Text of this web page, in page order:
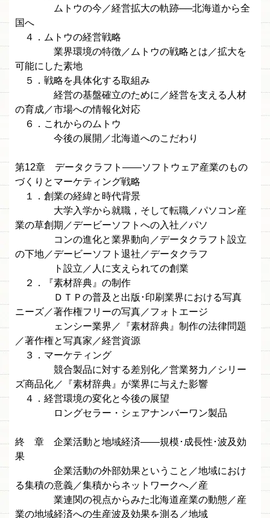
ムトウの今／経営拡大の軌跡──北海道から全
国へ
４．ムトウの経営戦略
業界環境の特徴／ムトウの戦略とは／拡大を
可能にした素地
５．戦略を具体化する取組み
経営の基盤確立のために／経営を支える人材
の育成／市場への情報化対応
６．これからのムトウ
今後の展開／北海道へのこだわり
第12章 データクラフト——ソフトウェア産業のもの
づくりとマーケティング戦略
１．創業の経緯と時代背景
大学入学から就職，そして転職／パソコン産
業の草創期／デービーソフトへの入社／パソ
コンの進化と業界動向／データクラフト設立
の下地／デービーソフト退社／データクラフ
ト設立／人に支えられての創業
２．『素材辞典』の制作
ＤＴＰの普及と出版･印刷業界における写真
ニーズ／著作権フリーの写真／フォトエージ
ェンシー業界／『素材辞典』制作の法律問題
／著作権と写真家／経営資源
３．マーケティング
競合製品に対する差別化／営業努力／シリー
ズ商品化／『素材辞典』が業界に与えた影響
４．経営環境の変化と今後の展望
ロングセラー・シェアナンバーワン製品
終 章 企業活動と地域経済——規模･成長性･波及効
果
企業活動の外部効果ということ／地域におけ
る集積の意義／集積からネットワークへ／産
業連関の視点からみた北海道産業の動態／産
業の地域経済への生産波及効果を測る／地域